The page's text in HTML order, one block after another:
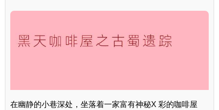
在幽静的小巷深处，坐落着一家富有神秘X 彩的咖啡屋